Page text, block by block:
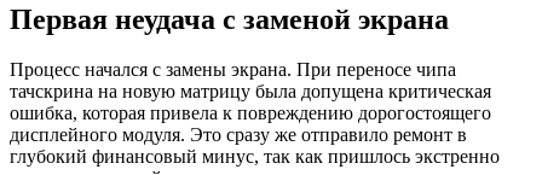
Первая неудача с заменой экрана
Процесс начался с замены экрана. При переносе чипа
тачскрина на новую матрицу была допущена критическая
ошибка, которая привела к повреждению дорогостоящего
дисплейного модуля. Это сразу же отправило ремонт в
глубокий финансовый минус, так как пришлось экстренно